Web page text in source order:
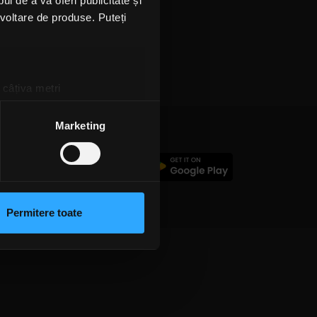
de produse. Puteți
metri
la
secțiunea cu detalii
cu privire la modul în
urma folosirii serviciilor
Marketing
Permitere toate